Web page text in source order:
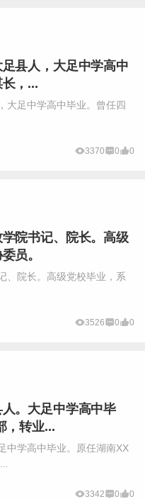
县人，大足中学高中
，...
大足中学高中毕业。曾任四
3370 0 0
院书记、院长。高级
员。
、院长。高级党校毕业，系
3526 0 0
。大足中学高中毕
，转业...
中学高中毕业。原任湖南XX
3342 0 0